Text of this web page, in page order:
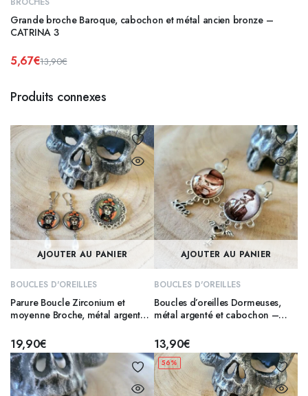
Grande broche Baroque, cabochon et métal ancien bronze –
CATRINA 3
13,90€
initial
était :
5,67€
actuel
est :
Produits connexes
AJOUTER AU PANIER
BOUCLES D'OREILLES
Parure Boucle Zirconium et
moyenne Broche, métal argenté
19,90€
AJOUTER AU PANIER
BOUCLES D'OREILLES
Boucles d’oreilles Dormeuses,
métal argenté et cabochon –
13,90€
56%